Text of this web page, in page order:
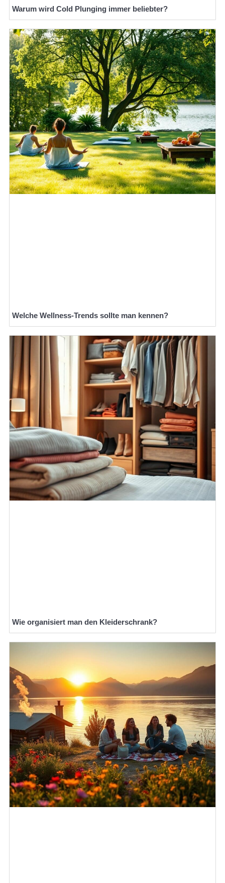
Warum wird Cold Plunging immer beliebter?
Welche Wellness-Trends sollte man kennen?
Wie organisiert man den Kleiderschrank?